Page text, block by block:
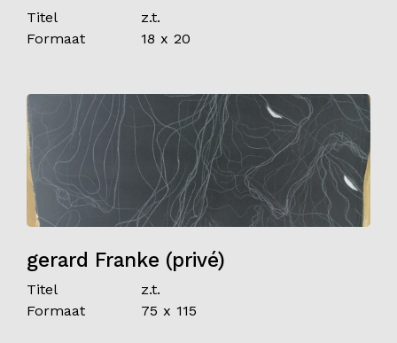
Titel
z.t.
Formaat
18 x 20
gerard Franke (privé)
Titel
z.t.
Formaat
75 x 115